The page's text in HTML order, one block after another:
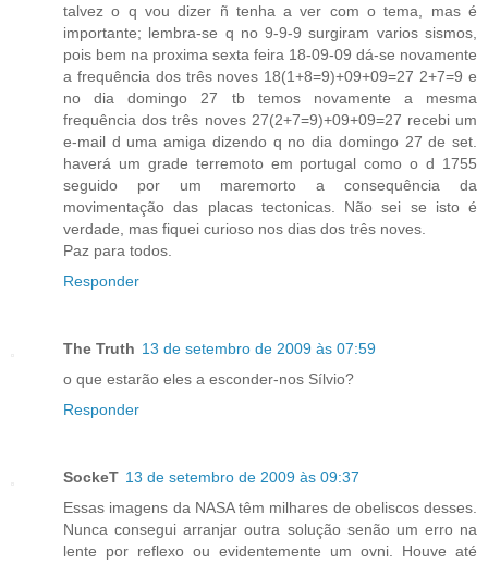
talvez o q vou dizer ñ tenha a ver com o tema, mas é
importante; lembra-se q no 9-9-9 surgiram varios sismos,
pois bem na proxima sexta feira 18-09-09 dá-se novamente
a frequência dos três noves 18(1+8=9)+09+09=27 2+7=9 e
no dia domingo 27 tb temos novamente a mesma
frequência dos três noves 27(2+7=9)+09+09=27 recebi um
e-mail d uma amiga dizendo q no dia domingo 27 de set.
haverá um grade terremoto em portugal como o d 1755
seguido por um maremorto a consequência da
movimentação das placas tectonicas. Não sei se isto é
verdade, mas fiquei curioso nos dias dos três noves.
Paz para todos.
Responder
The Truth 13 de setembro de 2009 às 07:59
o que estarão eles a esconder-nos Sílvio?
Responder
SockeT 13 de setembro de 2009 às 09:37
Essas imagens da NASA têm milhares de obeliscos desses.
Nunca consegui arranjar outra solução senão um erro na
lente por reflexo ou evidentemente um ovni. Houve até